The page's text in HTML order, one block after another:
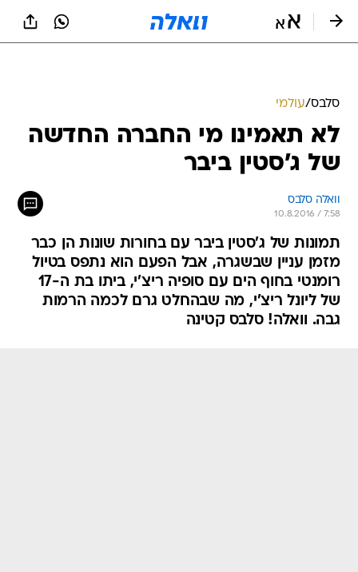
סלבס/עולמי
לא תאמינו מי החברה החדשה
של ג'סטין ביבר
וואלה סלבס
10.8.2016 / 7:58
תמונות של ג'סטין ביבר עם בחורות שונות הן כבר
מזמן עניין שבשגרה, אבל הפעם הוא נתפס בטיול
רומנטי בחוף הים עם סופיה ריצ'י, ביתו בת ה-17
של ליונל ריצ'י, מה שבהחלט גרם לכמה הרמות
גבה. וואלה! סלבס קטינה